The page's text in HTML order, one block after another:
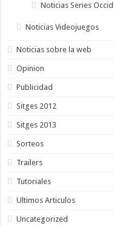
Noticias Series
Noticias Videojuegos
Noticias sobre la web
Opinion
Publicidad
Sitges 2012
Sitges 2013
Sorteos
Trailers
Tutoriales
Ultimos Articulos
Uncategorized